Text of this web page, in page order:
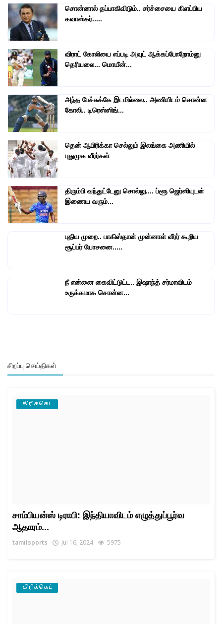
சொன்னால் தப்பாகிவிடும்.. சர்ச்சையை கிளப்பிய
கவாஸ்கர்.....
விராட் கோலியை எப்படி அவுட் ஆக்கப்போறோம்னு
தெரியலை... மொயீன்...
அந்த பேச்சுக்கே இடமில்லை.. அணியிடம் சொன்ன
கோலி.. டிரெஸ்ஸிங்...
தென் ஆபிரிக்கா செல்லும் இலங்கை அணியில்
புதுமுக வீரர்கள்
திரும்பி வந்துட்டேனு சொல்லு.... ப்ளூ ஜெர்ஸியுடன்
இணைய வரும்...
புதிய முறை.. பாகிஸ்தான் முன்னாள் வீரர் கூறிய
சூப்பர் யோசனை.....
நீ என்னை கைவிட்டுட்ட.. இஷாந்த் சர்மாவிடம்
உருக்கமாக சொன்ன...
சிறப்பு செய்திகள்
கிரிக்கெட்
சாம்பியன்ஸ் டிராபி: இந்தியாவிடம் எழுத்துப்பூர்வ
ஆதாரம்...
tamilsports Jul 16, 2024 5975
கிரிக்கெட்